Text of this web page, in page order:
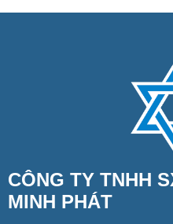
CÔNG TY TNHH
MINH PHÁT